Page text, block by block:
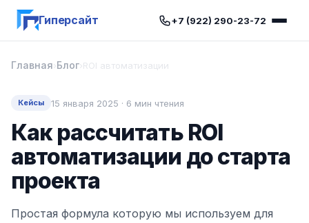
Гиперсайт +7 (922) 290-23-72
Главная›Блог›ROI автоматизации
Кейсы 15 января 2025 · 6 мин чтения
Как рассчитать ROI
автоматизации до старта
проекта
Простая формула которую мы используем для